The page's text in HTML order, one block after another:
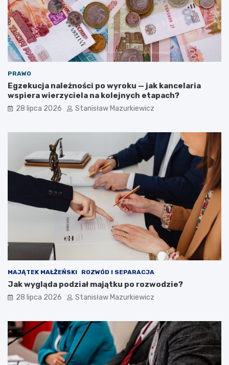
PRAWO
Egzekucja należności po wyroku — jak kancelaria
wspiera wierzyciela na kolejnych etapach?
28 lipca 2026 Stanisław Mazurkiewicz
MAJĄTEK MAŁŻEŃSKI ROZWÓD I SEPARACJA
Jak wygląda podział majątku po rozwodzie?
28 lipca 2026 Stanisław Mazurkiewicz